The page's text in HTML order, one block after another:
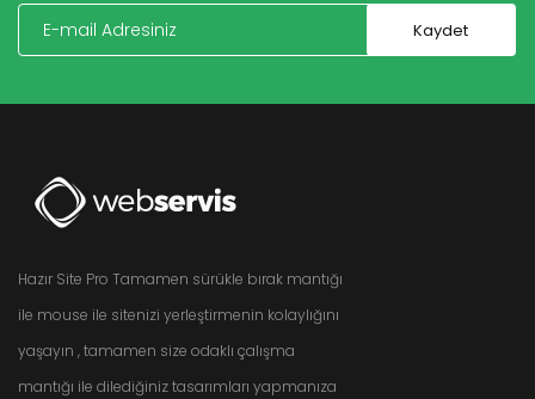
Hazır Site Pro Tamamen sürükle bırak mantığı
ile mouse ile sitenizi yerleştirmenin kolaylığını
yaşayın , tamamen size odaklı çalışma
mantığı ile dilediğiniz tasarımları yapmanıza